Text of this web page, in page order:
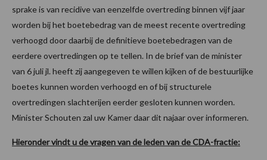
sprake is van recidive van eenzelfde overtreding binnen vijf jaar
worden bij het boetebedrag van de meest recente overtreding
verhoogd door daarbij de definitieve boetebedragen van de
eerdere overtredingen op te tellen. In de brief van de minister
van 6 juli jl. heeft zij aangegeven te willen kijken of de bestuurlijke
boetes kunnen worden verhoogd en of bij structurele
overtredingen slachterijen eerder gesloten kunnen worden.
Minister Schouten zal uw Kamer daar dit najaar over informeren.
Hieronder vindt u de vragen van de leden van de CDA-fractie: